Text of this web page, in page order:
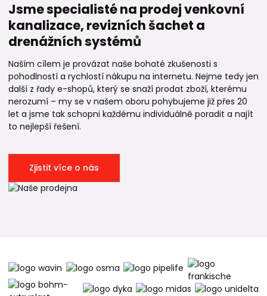
Jsme specialisté na prodej venkovní
kanalizace, revizních šachet a
drenážních systémů
Naším cílem je provázat naše bohaté zkušenosti s
pohodlností a rychlostí nákupu na internetu. Nejme tedy jen
další z řady e-shopů, který se snaží prodat zboží, kterému
nerozumí – my se v našem oboru pohybujeme již přes 20
let a jsme tak schopni každému individuálně poradit a najít
to nejlepší řešení.
Zjistit více o nás